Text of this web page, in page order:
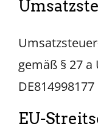
gemäß § 27
DE814998177
EU-